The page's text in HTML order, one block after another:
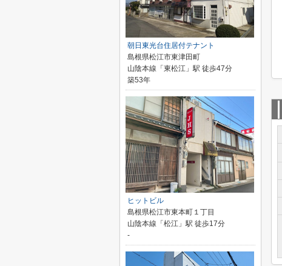
朝日東光台住居付テナント
島根県松江市東津田町
山陰本線「東松江」駅 徒歩47分
築53年
ヒットビル
島根県松江市東本町１丁目
山陰本線「松江」駅 徒歩17分
-